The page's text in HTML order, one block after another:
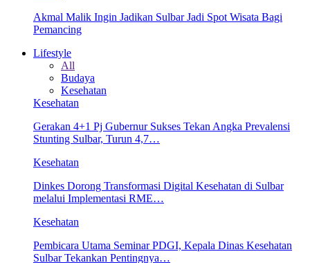
Akmal Malik Ingin Jadikan Sulbar Jadi Spot Wisata Bagi
Pemancing
Lifestyle
All
Budaya
Kesehatan
Kesehatan
Gerakan 4+1 Pj Gubernur Sukses Tekan Angka Prevalensi
Stunting Sulbar, Turun 4,7…
Kesehatan
Dinkes Dorong Transformasi Digital Kesehatan di Sulbar
melalui Implementasi RME…
Kesehatan
Pembicara Utama Seminar PDGI, Kepala Dinas Kesehatan
Sulbar Tekankan Pentingnya…